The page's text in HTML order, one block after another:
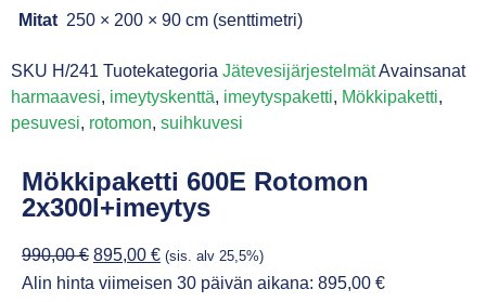
Mitat 250 × 200 × 90 cm (senttimetri)
SKU H/241 Tuotekategoria JätevesijärjestelmätAvainsanat
harmaavesi, imeytyskenttä, imeytyspaketti, Mökkipaketti,
pesuvesi, rotomon, suihkuvesi
Mökkipaketti 600E Rotomon
2x300l+imeytys
990,00€ 895,00 € (sis. alv 25,5%)
Alin hinta viimeisen 30 päivän aikana: 895,00 €